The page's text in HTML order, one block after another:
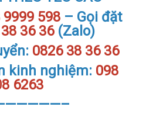
9999 598 – Gọi đặt
36 36(Zalo)
0826 38 36 36
kinh nghiệm: 098
6263